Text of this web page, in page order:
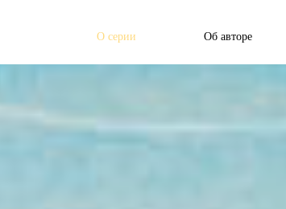
О серии Об авторе